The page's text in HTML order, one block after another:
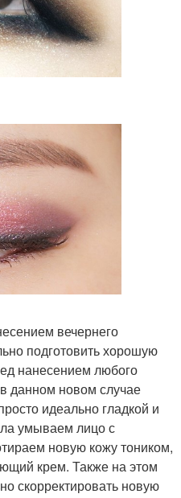
вечернего
подготовить хорошую
нанесением любого
данном новом случае
идеально гладкой и
умываем лицо с
новую кожу тоником,
крем. Также на этом
скорректировать новую